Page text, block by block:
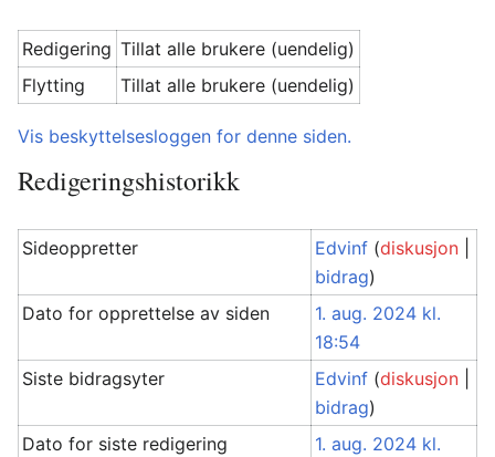
Redigering Tillat alle brukere (uendelig)
Flytting
Tillat alle brukere (uendelig)
Vis beskyttelsesloggen for denne siden.
Redigeringshistorikk
Sideoppretter Edvinf (diskusjon
bidrag)
Dato for opprettelse av siden
1. aug. 2024 kl.
18:54
Siste bidragsyter
Edvinf (diskusjon
bidrag)
Dato for siste redigering
1. aug. 2024 kl.